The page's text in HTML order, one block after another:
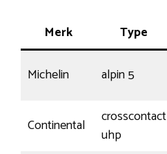
Merk Type
Michelin alpin 5
Continental
crosscontact
uhp